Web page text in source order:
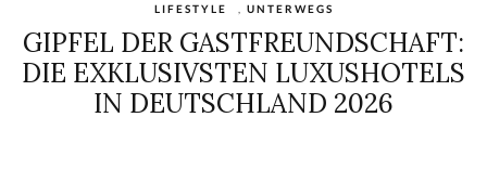
LIFESTYLE UNTERWEGS
GIPFEL DER GASTFREUNDSCHAFT:
DIE EXKLUSIVSTEN LUXUSHOTELS
IN DEUTSCHLAND 2026